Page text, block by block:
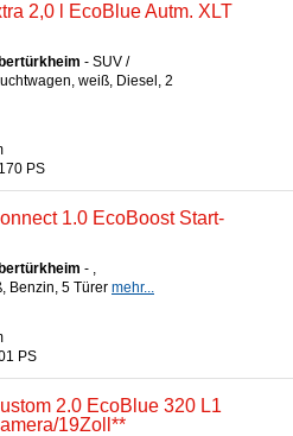
2,0 l EcoBlue Autm. XLT
- SUV /
weiß, Diesel, 2
PS
1.0 EcoBoost Start-
- ,
Benzin, 5 Türer mehr...
PS
2.0 EcoBlue 320 L1
19Zoll**